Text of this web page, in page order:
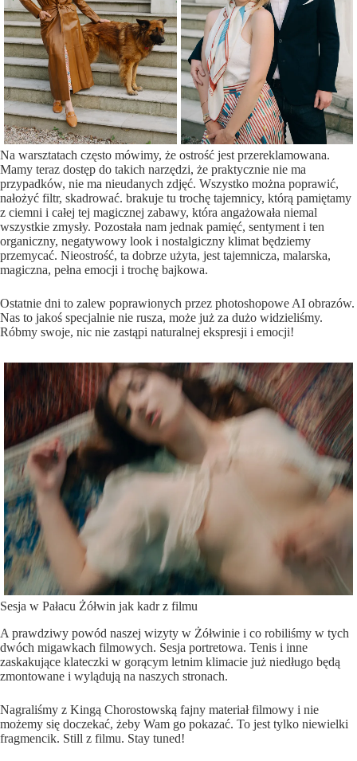
Na warsztatach często mówimy, że ostrość jest przereklamowana.
Mamy teraz dostęp do takich narzędzi, że praktycznie nie ma
przypadków, nie ma nieudanych zdjęć. Wszystko można poprawić,
nałożyć filtr, skadrować. brakuje tu trochę tajemnicy, którą pamiętamy
z ciemni i całej tej magicznej zabawy, która angażowała niemal
wszystkie zmysły. Pozostała nam jednak pamięć, sentyment i ten
organiczny, negatywowy look i nostalgiczny klimat będziemy
przemycać. Nieostrość, ta dobrze użyta, jest tajemnicza, malarska,
magiczna, pełna emocji i trochę bajkowa.
Ostatnie dni to zalew poprawionych przez photoshopowe AI obrazów.
Nas to jakoś specjalnie nie rusza, może już za dużo widzieliśmy.
Róbmy swoje, nic nie zastąpi naturalnej ekspresji i emocji!
Sesja w Pałacu Żółwin jak kadr z filmu
A prawdziwy powód naszej wizyty w Żółwinie i co robiliśmy w tych
dwóch migawkach filmowych. Sesja portretowa. Tenis i inne
zaskakujące klateczki w gorącym letnim klimacie już niedługo będą
zmontowane i wylądują na naszych stronach.
Nagraliśmy z Kingą Chorostowską fajny materiał filmowy i nie
możemy się doczekać, żeby Wam go pokazać. To jest tylko niewielki
fragmencik. Still z filmu. Stay tuned!